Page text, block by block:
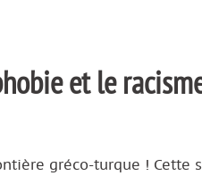
et le
gréco-turque ! Cette